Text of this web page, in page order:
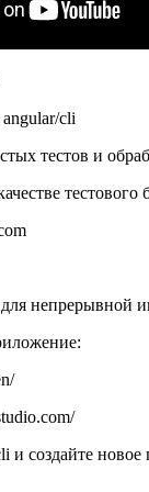
cli
тестов и
тестового
непрерывной
и создайте